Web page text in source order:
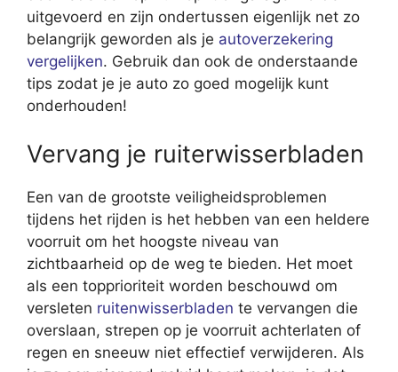
uitgevoerd en zijn ondertussen eigenlijk net zo
belangrijk geworden als je autoverzekering
vergelijken. Gebruik dan ook de onderstaande
tips zodat je je auto zo goed mogelijk kunt
onderhouden!
Vervang je ruiterwisserbladen
Een van de grootste veiligheidsproblemen
tijdens het rijden is het hebben van een heldere
voorruit om het hoogste niveau van
zichtbaarheid op de weg te bieden. Het moet
als een topprioriteit worden beschouwd om
versleten ruitenwisserbladen te vervangen die
overslaan, strepen op je voorruit achterlaten of
regen en sneeuw niet effectief verwijderen. Als